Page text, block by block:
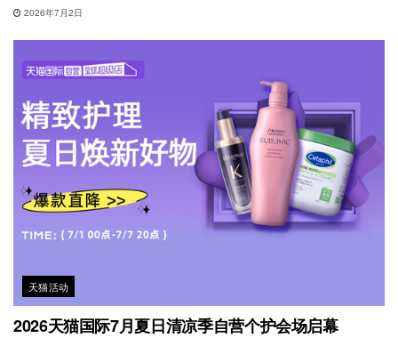
2026年7月2日
天猫活动
2026天猫国际7月夏日清凉季自营个护会场启幕